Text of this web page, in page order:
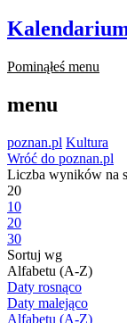
Pominąłeś menu
menu
poznan.pl Kultura
Wróć do poznan.pl
Liczba wyników na
20
10
20
30
Sortuj wg
Alfabetu (A-Z)
Daty rosnąco
Daty malejąco
Alfabetu (A-Z)